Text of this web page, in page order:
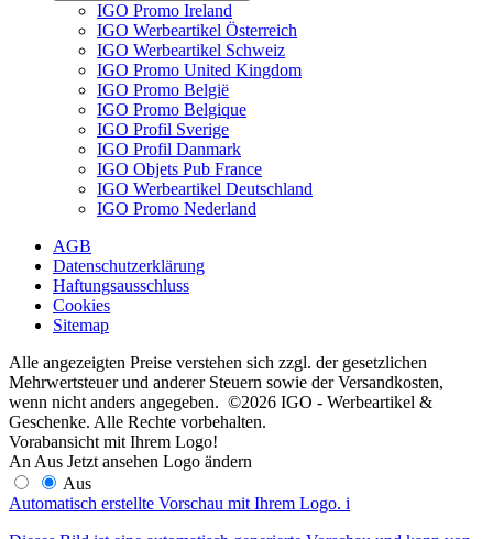
IGO Promo Ireland
IGO Werbeartikel Österreich
IGO Werbeartikel Schweiz
IGO Promo United Kingdom
IGO Promo België
IGO Promo Belgique
IGO Profil Sverige
IGO Profil Danmark
IGO Objets Pub France
IGO Werbeartikel Deutschland
IGO Promo Nederland
AGB
Datenschutzerklärung
Haftungsausschluss
Cookies
Sitemap
Alle angezeigten Preise verstehen sich zzgl. der gesetzlichen
Mehrwertsteuer und anderer Steuern sowie der Versandkosten,
wenn nicht anders angegeben. ©2026 IGO - Werbeartikel &
Geschenke. Alle Rechte vorbehalten.
Vorabansicht mit Ihrem Logo!
An Aus Jetzt ansehen Logo ändern
Aus
Automatisch erstellte Vorschau mit Ihrem Logo. i